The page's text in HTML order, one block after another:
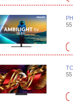
55
55